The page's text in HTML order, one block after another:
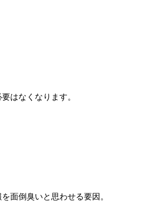
はなくなります。
面倒臭いと思わせる要因。